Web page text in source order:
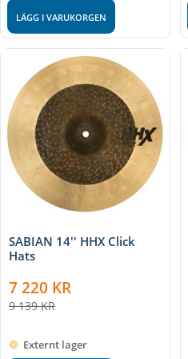
LÄGG I VARUKORGEN
SABIAN 14'' HHX Click
Hats
7 220 KR
9 139KR
Externt lager